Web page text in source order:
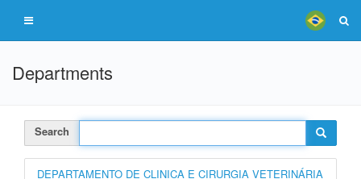
Departments
Search
DEPARTAMENTO DE CLINICA E CIRURGIA VETERINÁRIA